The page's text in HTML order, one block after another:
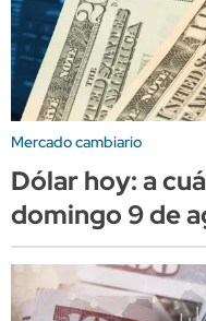
Mercado cambiario
Dólar hoy: a
domingo 9 de